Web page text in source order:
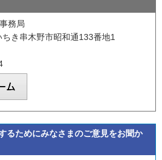
務局
き串木野市昭和通133番地1
るためにみなさまのご意見をお聞か